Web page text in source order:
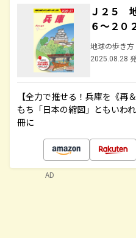
Ｊ２５
６～２０
地球の歩き方
2025.08.28
【全力で推せる！兵庫を《再
もち「日本の縮図」ともいわ
冊に
AD